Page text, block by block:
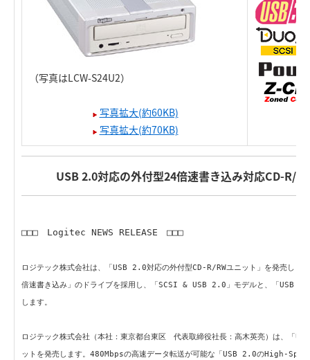
（写真はLCW-S24U2）
写真拡大(約60KB)
写真拡大(約70KB)
USB 2.0対応の外付型24倍速書き込み対応CD-R/
□□□ Logitec NEWS RELEASE □□□
ロジテック株式会社は、「USB 2.0対応の外付型CD-R/RWユニット」を発売し
倍速書き込み」のドライブを採用し、「SCSI & USB 2.0」モデルと、「USB
します。
ロジテック株式会社（本社：東京都台東区 代表取締役社長：高木英亮）は、「
ットを発売します。480Mbpsの高速データ転送が可能な「USB 2.0のHigh-